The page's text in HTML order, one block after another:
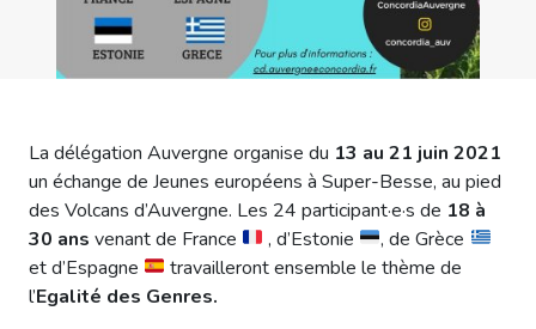
La délégation Auvergne organise du 13 au 21 juin 2021
un échange de Jeunes européens à Super-Besse, au pied
des Volcans d’Auvergne. Les 24 participant·e·s de 18 à
30 ans venant de France , d’Estonie
, de Grèce
et d’Espagne
travailleront ensemble le thème de
l’Egalité des Genres.